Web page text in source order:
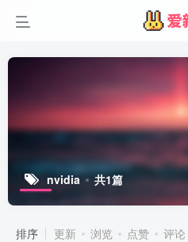
nvidia 共1篇
排序 更新 浏览 点赞 评论